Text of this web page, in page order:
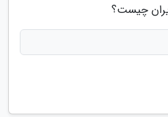
چیست؟